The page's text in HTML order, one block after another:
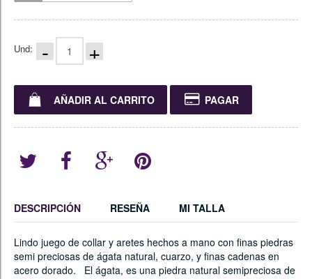
Und: - +
AÑADIR AL CARRITO PAGAR
DESCRIPCIÓN RESEÑA MI TALLA
Lindo juego de collar y aretes hechos a mano con finas piedras
semi preciosas de ágata natural, cuarzo, y finas cadenas en
acero dorado. El ágata, es una piedra natural semipreciosa de